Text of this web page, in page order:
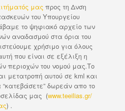
k
e
d
I
n
t
t
e
r
ρ
σ
τ
ε
ί
τ
ε
μας προς τη Δνση
του Υπουργείου
το ψηφιακό αρχείο των
αναδασμού στα όρια του
χρήσιμο για όλους
που είναι σε εξέλιξη η
περιοχών του νομού μας.Το
μετατροπή αυτού σε kml και
δωρεάν απο το
μας (www.teeilias.gr/
) .